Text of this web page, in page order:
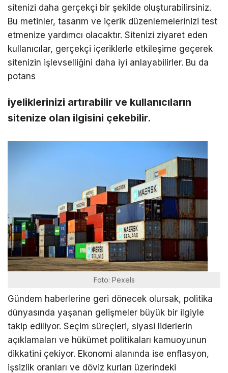
sitenizi daha gerçekçi bir şekilde oluşturabilirsiniz.
Bu metinler, tasarım ve içerik düzenlemelerinizi test
etmenize yardımcı olacaktır. Sitenizi ziyaret eden
kullanıcılar, gerçekçi içeriklerle etkileşime geçerek
sitenizin işlevselliğini daha iyi anlayabilirler. Bu da
potans
iyeliklerinizi artırabilir ve kullanıcıların
sitenize olan ilgisini çekebilir.
Foto: Pexels
Gündem haberlerine geri dönecek olursak, politika
dünyasında yaşanan gelişmeler büyük bir ilgiyle
takip ediliyor. Seçim süreçleri, siyasi liderlerin
açıklamaları ve hükümet politikaları kamuoyunun
dikkatini çekiyor. Ekonomi alanında ise enflasyon,
işsizlik oranları ve döviz kurları üzerindeki